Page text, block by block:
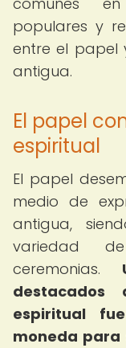
populares y
entre el papel
antigua.
El papel
espiritual
El papel
medio de
antigua,
variedad
ceremonias.
espiritual
moneda para